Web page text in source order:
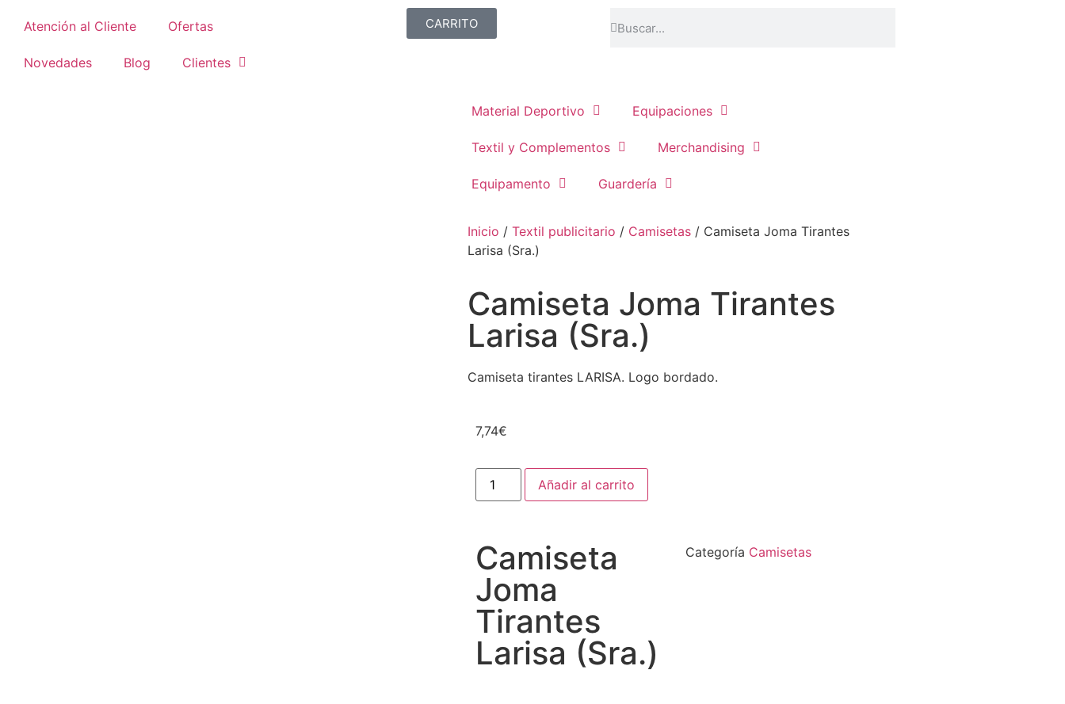
Atención al Cliente Ofertas
Novedades Blog Clientes
CARRITO
Material Deportivo Equipaciones
Textil y Complementos Merchandising
Equipamento Guardería
Inicio / Textil publicitario / Camisetas / Camiseta Joma Tirantes
Larisa (Sra.)
Camiseta Joma Tirantes
Larisa (Sra.)
Camiseta tirantes LARISA. Logo bordado.
7,74€
Añadir al carrito
Camiseta
Joma
Tirantes
Larisa (Sra.)
Categoría Camisetas